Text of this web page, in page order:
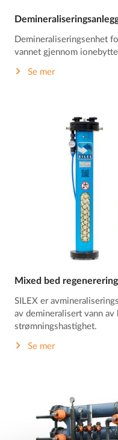
Demineraliseringsenhet
vannet gjennom
Se mer
Mixed bed
SILEX er
av demineralisert vann
strømningshastighet.
Se mer